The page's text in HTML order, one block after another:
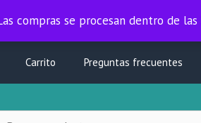
Las compras se procesan dentro
compras se procesan dentro de las
Carrito Preguntas frecuentes